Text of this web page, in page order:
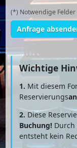
(*) Notwendige Felder
Anfrage
Wichtige
1. Mit diesem
Reservierungs
2. Diese
Buchung! Durch
entsteht kein